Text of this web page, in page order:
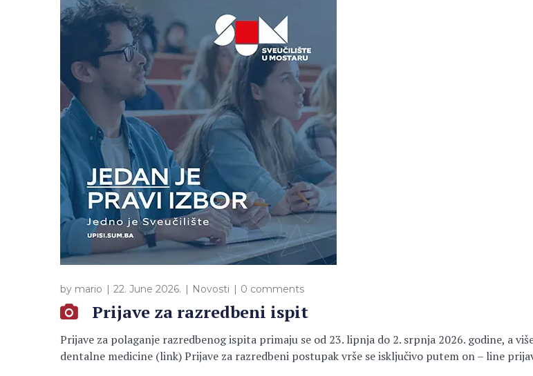
by mario 22. June 2026. Novosti 0 comments
Prijave za razredbeni ispit
Prijave za polaganje razredbenog ispita primaju se od 23. lipnja do 2. srpnja 2026. godine, a
dentalne medicine (link) Prijave za razredbeni postupak vrše se isključivo putem on – line